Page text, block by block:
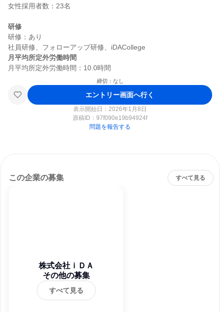
女性採用者数：23名
研修
研修：あり
月平均所定外労働時間
締切：なし
エントリー画面へ行く
表示開始日：2026年1月8日
原稿ID： 97f090e19b94924f
問題を報告する
この企業の募集 すべて見る
株式会社ｉＤＡ
その他の募集
すべて見る